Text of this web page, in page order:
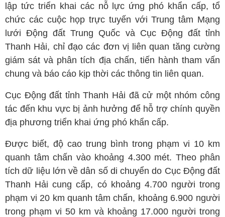
lập tức triển khai các nỗ lực ứng phó khẩn cấp, tổ
chức các cuộc họp trực tuyến với Trung tâm Mạng
lưới Động đất Trung Quốc và Cục Động đất tỉnh
Thanh Hải, chỉ đạo các đơn vị liên quan tăng cường
giám sát và phân tích địa chấn, tiến hành tham vấn
chung và báo cáo kịp thời các thông tin liên quan.
Cục Động đất tỉnh Thanh Hải đã cử một nhóm công
tác đến khu vực bị ảnh hưởng để hỗ trợ chính quyền
địa phương triển khai ứng phó khẩn cấp.
Được biết, độ cao trung bình trong phạm vi 10 km
quanh tâm chấn vào khoảng 4.300 mét. Theo phân
tích dữ liệu lớn về dân số di chuyển do Cục Động đất
Thanh Hải cung cấp, có khoảng 4.700 người trong
phạm vi 20 km quanh tâm chấn, khoảng 6.900 người
trong phạm vi 50 km và khoảng 17.000 người trong